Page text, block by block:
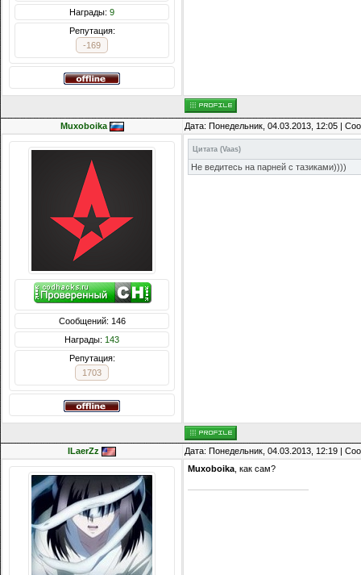
Награды: 9
Репутация:
-169
Muxoboika Дата: Понедельник, 04.03.2013, 12:05 |
Сообщений: 146
Награды: 143
Репутация:
1703
Цитата (Vaas)
Не ведитесь на парней с тазиками))))
ILaerZz Дата: Понедельник, 04.03.2013, 12:19 |
Muxoboika , как сам?